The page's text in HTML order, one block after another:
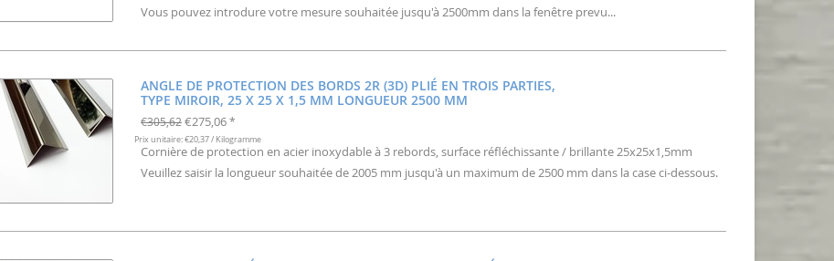
Vous pouvez introdure votre mesure souhaitée jusqu'à 2500mm dans la fenêtre prevu...
ANGLE DE PROTECTION DES BORDS 2R (3D) PLIÉ EN TROIS PARTIES,
TYPE MIROIR, 25 X 25 X 1,5 MM LONGUEUR 2500 MM
€305,62 €275,06 *
Prix unitaire: €20,37 / Kilogramme
Cornière de protection en acier inoxydable à 3 rebords, surface réfléchissante / brillante 25x25x1,5mm
Veuillez saisir la longueur souhaitée de 2005 mm jusqu'à un maximum de 2500 mm dans la case ci-dessous.